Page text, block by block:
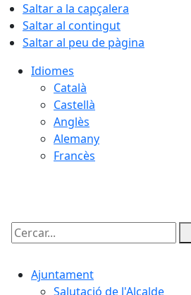
Saltar a la capçalera
Saltar al contingut
Saltar al peu de pàgina
Idiomes
Català
Castellà
Anglès
Alemany
Francès
Cercar:
Ajuntament
Salutació de l'Alcalde